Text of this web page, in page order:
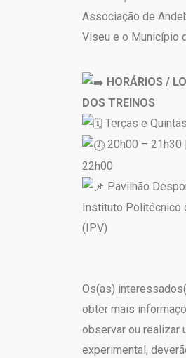
Associação de
Viseu e o Município
HORÁRIOS /
DOS TREINOS
Terças e
20h00 – 21h30
22h00
Pavilhão
Instituto Politécnico
(IPV)
Os(as)
obter mais
observar ou realizar
experimental,